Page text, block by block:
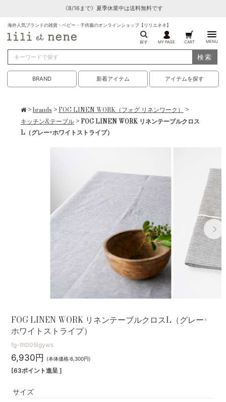
《8/16まで》夏季休業中は送料無料です
海外人気ブランドの雑貨・ベビー・子供服のオンラインショップ【リリエネネ】
探す MY PAGE CART MENU
検索
BRAND 新着アイテム アイテムを探す
>brands > FOG LINEN WORK（フォグ リネンワーク） >
キッチン&テーブル> FOG LINEN WORK リネンテーブルクロス
L（グレー×ホワイトストライプ）
FOG LINEN WORK リネンテーブルクロスL（グレー×
ホワイトストライプ）
fg-ltt005lgyws
6,930円 (本体価格:6,300円)
[63ポイント進呈 ]
サイズ